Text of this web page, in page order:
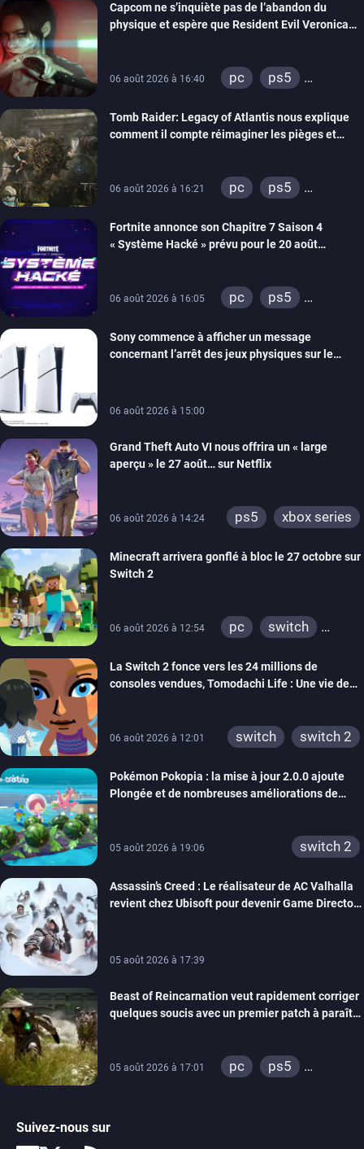
switch 2
Capcom ne s’inquiète pas de l’abandon du
physique et espère que Resident Evil Veronica
06 août 2026 à 16:40 pc
ps5
switch 2
Tomb Raider: Legacy of Atlantis nous explique
comment il compte réimaginer les pièges et
06 août 2026 à 16:21 pc
ps5
switch 2
Fortnite annonce son Chapitre 7 Saison 4
« Système Hacké » prévu pour le 20 août
06 août 2026 à 16:05 pc
ps5
switch
ios
android
ps4
Sony commence à afficher un message
concernant l’arrêt des jeux physiques sur le
06 août 2026 à 15:00
Grand Theft Auto VI nous offrira un « large
aperçu » le 27 août… sur Netflix
06 août 2026 à 14:24 ps5 xbox series
Minecraft arrivera gonflé à bloc le 27 octobre sur
Switch 2
06 août 2026 à 12:54 pc
switch
xbox one
wiiu
3ds
ps3
switch 2
La Switch 2 fonce vers les 24 millions de
consoles vendues, Tomodachi Life : Une vie de
06 août 2026 à 12:01 switch switch 2
Pokémon Pokopia : la mise à jour 2.0.0 ajoute
Plongée et de nombreuses améliorations de
05 août 2026 à 19:06 switch 2
Assassin’s Creed : Le réalisateur de AC Valhalla
revient chez Ubisoft pour devenir Game Director
05 août 2026 à 17:39
Beast of Reincarnation veut rapidement corriger
quelques soucis avec un premier patch à paraître
05 août 2026 à 17:01 pc
ps5
Suivez-nous sur